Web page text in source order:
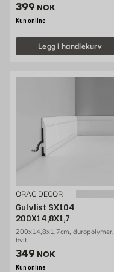
Pris 399 NOK /stk
399 NOK
Kun online
Legg i handlekurv
ORAC DECOR
Gulvlist SX104
200X14,8X1,7
200x14,8x1,7cm, duropolymer,
hvit
Pris 349 NOK /stk
349 NOK
Kun online